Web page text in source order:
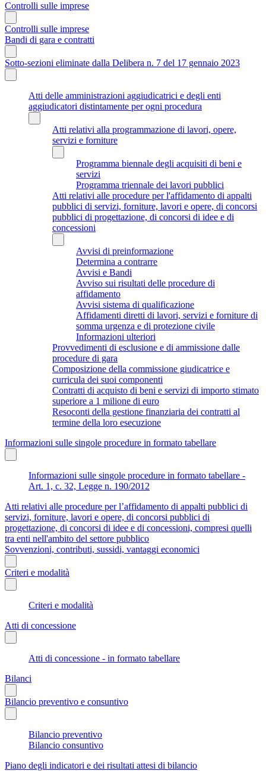
Controlli sulle imprese
Controlli sulle imprese
Bandi di gara e contratti
Sotto-sezioni eliminate dalla Delibera n. 7 del 17 gennaio 2023
Atti delle amministrazioni aggiudicatrici e degli enti
aggiudicatori distintamente per ogni procedura
Atti relativi alla programmazione di lavori, opere,
servizi e forniture
Programma biennale degli acquisiti di beni e
servizi
Programma triennale dei lavori pubblici
Atti relativi alle procedure per l'affidamento di appalti
pubblici di servizi, forniture, lavori e opere, di concorsi
pubblici di progettazione, di concorsi di idee e di
concessioni
Avvisi di preinformazione
Determina a contrarre
Avvisi e Bandi
Avviso sui risultati delle procedure di
affidamento
Avvisi sistema di qualificazione
Affidamenti diretti di lavori, servizi e forniture di
somma urgenza e di protezione civile
Informazioni ulteriori
Provvedimenti di esclusione e di ammissione dalle
procedure di gara
Composizione della commissione giudicatrice e
curricula dei suoi componenti
Contratti di acquisto di beni e servizi di importo stimato
superiore a 1 milione di euro
Resoconti della gestione finanziaria dei contratti al
termine della loro esecuzione
Informazioni sulle singole procedure in formato tabellare
Informazioni sulle singole procedure in formato tabellare -
Art. 1, c. 32, Legge n. 190/2012
Atti relativi alle procedure per l’affidamento di appalti pubblici di
servizi, forniture, lavori e opere, di concorsi pubblici di
progettazione, di concorsi di idee e di concessioni, compresi quelli
tra enti nell'ambito del settore pubblico
Sovvenzioni, contributi, sussidi, vantaggi economici
Criteri e modalità
Criteri e modalità
Atti di concessione
Atti di concessione - in formato tabellare
Bilanci
Bilancio preventivo e consuntivo
Bilancio preventivo
Bilancio consuntivo
Piano degli indicatori e dei risultati attesi di bilancio